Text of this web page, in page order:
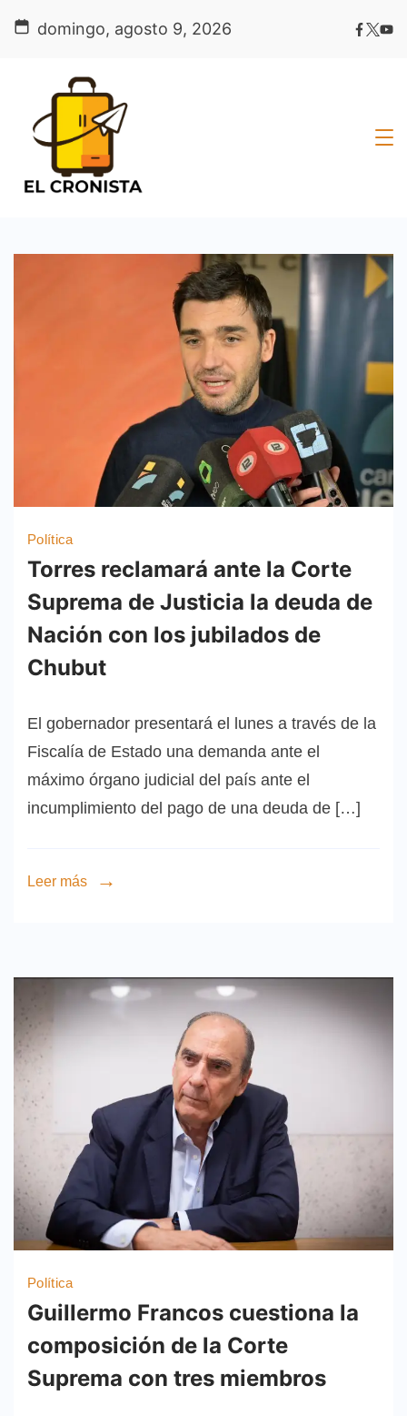
domingo, agosto 9, 2026
Política
Torres reclamará ante la Corte
Suprema de Justicia la deuda de
Nación con los jubilados de
Chubut
El gobernador presentará el lunes a través de la
Fiscalía de Estado una demanda ante el
máximo órgano judicial del país ante el
incumplimiento del pago de una deuda de […]
Leer más
Política
Guillermo Francos cuestiona la
composición de la Corte
Suprema con tres miembros